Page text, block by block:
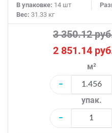
В упаковке: 14 шт
Вес: 31.33 кг
3 350.12
2 851.14
м²
−
упак.
−